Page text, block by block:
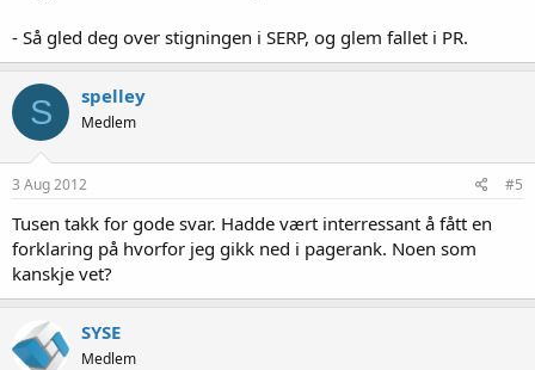
- Så gled deg over stigningen i SERP, og glem fallet i PR.
S spelley
Medlem
3 Aug 2012 #5
Tusen takk for gode svar. Hadde vært interressant å fått en
forklaring på hvorfor jeg gikk ned i pagerank. Noen som
kanskje vet?
SYSE
Medlem